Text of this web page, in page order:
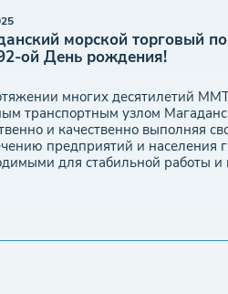
морской торговый
oй День рождения!
многих десятилетий
транспортным узлом
и качественно выполняя
предприятий и населения
для стабильной работы